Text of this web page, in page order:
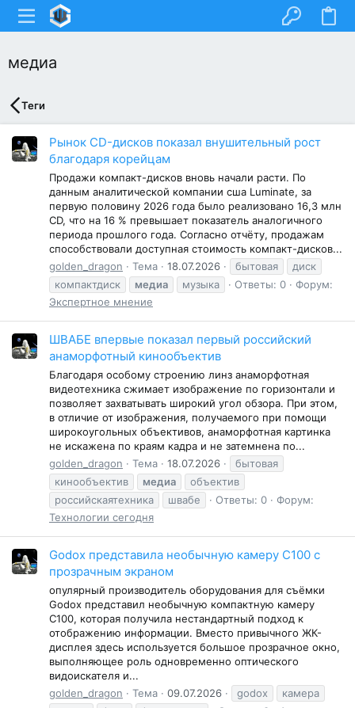
медиа
Теги
Рынок CD-дисков показал внушительный рост
благодаря корейцам
Продажи компакт-дисков вновь начали расти. По
данным аналитической компании сша Luminate, за
первую половину 2026 года было реализовано 16,3 млн
CD, что на 16 % превышает показатель аналогичного
периода прошлого года. Согласно отчёту, продажам
способствовали доступная стоимость компакт-дисков...
golden_dragon
Тема 18.07.2026 бытовая
диск
компактдиск
медиа музыка Ответы: 0
Форум:
Экспертное мнение
ШВАБЕ впервые показал первый российский
анаморфотный кинообъектив
Благодаря особому строению линз анаморфотная
видеотехника сжимает изображение по горизонтали и
позволяет захватывать широкий угол обзора. При этом,
в отличие от изображения, получаемого при помощи
широкоугольных объективов, анаморфотная картинка
не искажена по краям кадра и не затемнена по...
golden_dragon
Тема 18.07.2026
бытовая
кинообъектив
медиа
объектив
российскаятехника
швабе Ответы: 0
Форум:
Технологии сегодня
Godox представила необычную камеру C100 с
прозрачным экраном
опулярный производитель оборудования для съёмки
Godox представил необычную компактную камеру
C100, которая получила нестандартный подход к
отображению информации. Вместо привычного ЖК-
дисплея здесь используется большое прозрачное окно,
выполняющее роль одновременно оптического
видоискателя и...
golden_dragon
Тема 09.07.2026 godox
камера